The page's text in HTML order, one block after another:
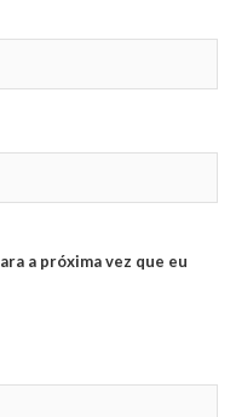
a próxima vez que eu